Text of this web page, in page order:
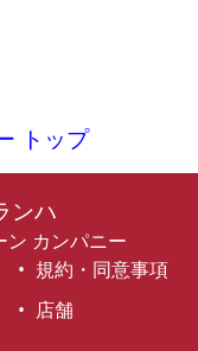
トップ
ンハ
ン カンパニー
規約・同意事項
店舗